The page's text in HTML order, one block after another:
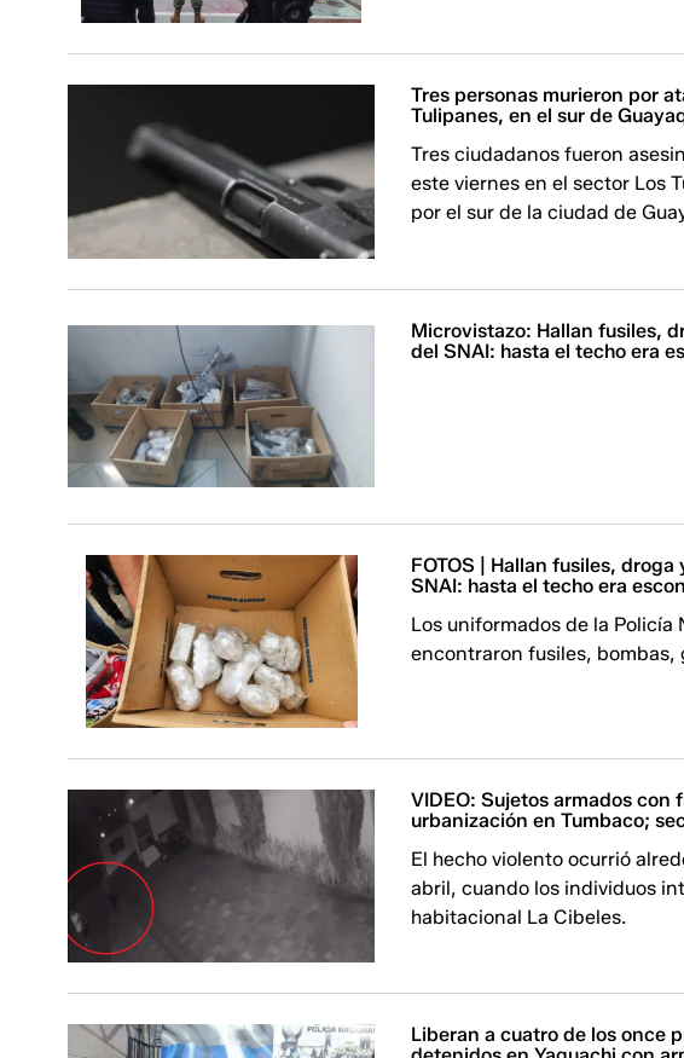
Tres personas murieron por
Tulipanes, en el sur de
Tres ciudadanos fueron
este viernes en el sector Los
por el sur de la ciudad de
Microvistazo: Hallan fusiles,
del SNAI: hasta el techo era
FOTOS | Hallan fusiles,
SNAI: hasta el techo era
Los uniformados de la Policía
encontraron fusiles, bombas,
VIDEO: Sujetos armados con
urbanización en Tumbaco;
El hecho violento ocurrió
abril, cuando los individuos
habitacional La Cibeles.
Liberan a cuatro de los once